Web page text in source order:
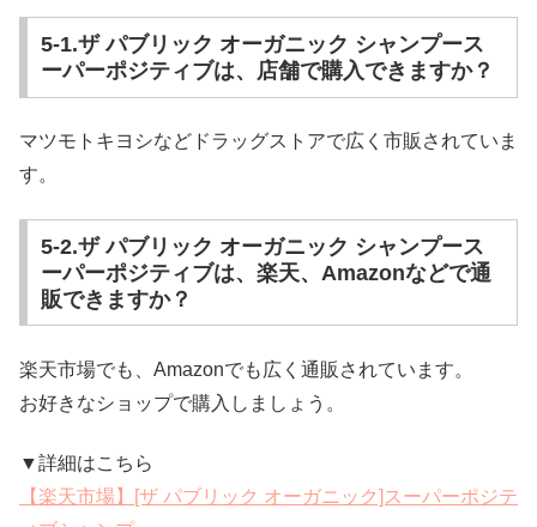
5-1.ザ パブリック オーガニック シャンプース
ーパーポジティブは、店舗で購入できますか？
マツモトキヨシなどドラッグストアで広く市販されていま
す。
5-2.ザ パブリック オーガニック シャンプース
ーパーポジティブは、楽天、Amazonなどで通
販できますか？
楽天市場でも、Amazonでも広く通販されています。
お好きなショップで購入しましょう。
▼詳細はこちら
【楽天市場】[ザ パブリック オーガニック]スーパーポジテ